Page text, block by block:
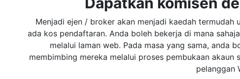
Menjadi ejen / broker akan menjadi kaedah termudah
ada kos pendaftaran. Anda boleh bekerja di mana
melalui laman web. Pada masa yang sama, anda
membimbing mereka melalui proses pembukaan akaun
pelanggan